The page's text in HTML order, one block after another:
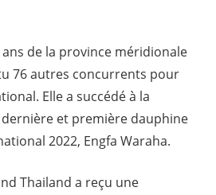
de la province méridionale
76 autres concurrents pour
Elle a succédé à la
dernière et première dauphine
2022, Engfa Waraha.
Thailand a reçu une